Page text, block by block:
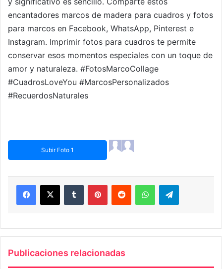
encantadores marcos de madera para cuadros y fotos
para marcos en Facebook, WhatsApp, Pinterest e
Instagram. Imprimir fotos para cuadros te permite
conservar esos momentos especiales con un toque de
amor y naturaleza. #FotosMarcoCollage
#CuadrosLoveYou #MarcosPersonalizados
#RecuerdosNaturales
Subir Foto 1
Facebook
X TumblrPinterestRedditWhatsAppTelegram
Publicaciones relacionadas